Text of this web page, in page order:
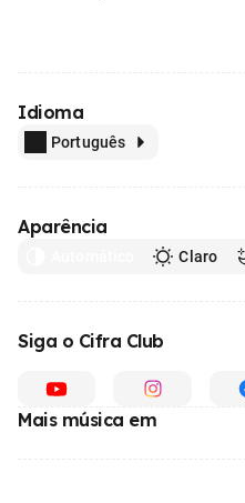
Idioma
Português
Aparência
Claro
Siga o Cifra Club
Mais música em